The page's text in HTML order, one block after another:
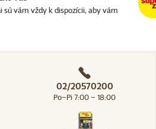
sú vám vždy k dispozícii, aby vám
02/20570200
Po–Pi 7:00 – 18:00